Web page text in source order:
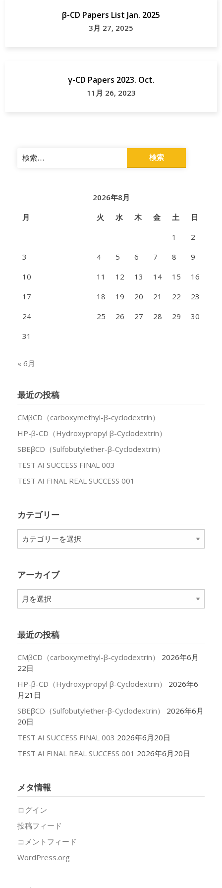
β-CD Papers List Jan. 2025
3月 27, 2025
γ-CD Papers 2023. Oct.
11月 26, 2023
検
索:
2026年8月
月
火 水 木 金 土
日
1
2
3
4 5 6 7 8
9
10
11 12 13 14 15
16
17
18 19 20 21 22
23
24
25 26 27 28 29
30
31
« 6月
最近の投稿
CMβCD（carboxymethyl-β-cyclodextrin）
HP-β-CD（Hydroxypropyl β-Cyclodextrin）
SBEβCD（Sulfobutylether-β-Cyclodextrin）
TEST AI SUCCESS FINAL 003
TEST AI FINAL REAL SUCCESS 001
カテゴリー
テ
ー
アーカイブ
ア
ー
ブ
最近の投稿
CMβCD（carboxymethyl-β-cyclodextrin）
2026年6月
22日
HP-β-CD（Hydroxypropyl β-Cyclodextrin）
2026年6
月21日
SBEβCD（Sulfobutylether-β-Cyclodextrin）
2026年6月
20日
TEST AI SUCCESS FINAL 003 2026年6月20日
TEST AI FINAL REAL SUCCESS 001 2026年6月20日
メタ情報
ログイン
投稿フィード
コメントフィード
WordPress.org